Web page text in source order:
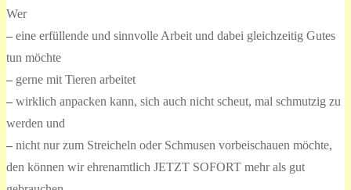
Wer
– eine erfüllende und sinnvolle Arbeit und dabei gleichzeitig Gutes
tun möchte
– gerne mit Tieren arbeitet
– wirklich anpacken kann, sich auch nicht scheut, mal schmutzig zu
werden und
– nicht nur zum Streicheln oder Schmusen vorbeischauen möchte,
den können wir ehrenamtlich JETZT SOFORT mehr als gut